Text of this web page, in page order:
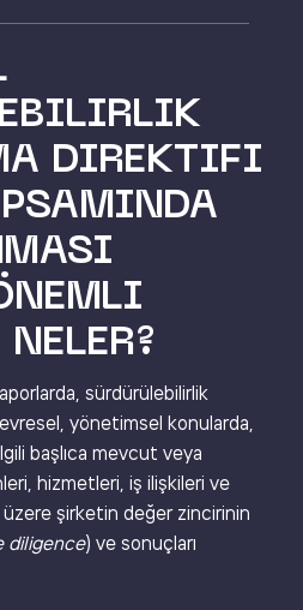
DIREKTIFI
sürdürülebilirlik
yönetimsel konularda,
başlıca mevcut veya
hizmetleri, iş ilişkileri ve
şirketin değer zincirinin
diligence) ve sonuçları